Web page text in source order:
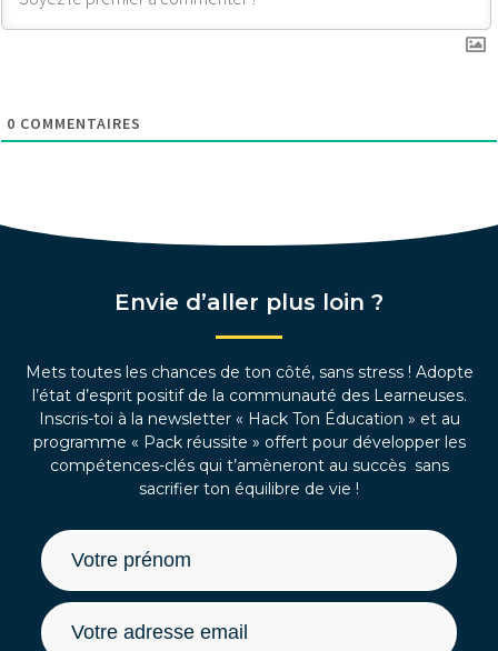
0 COMMENTAIRES
Envie d’aller plus loin ?
Mets toutes les chances de ton côté, sans stress ! Adopte
l’état d’esprit positif de la communauté des Learneuses.
Inscris-toi à la newsletter « Hack Ton Éducation » et au
programme « Pack réussite » offert pour développer les
compétences-clés qui t’amèneront au succès sans
sacrifier ton équilibre de vie !